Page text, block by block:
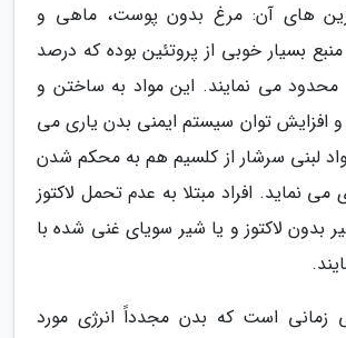
های آن: مرغ بدون پوست، ماهی و
بسیار خوبی از پروتئین بوده که درصد
محدود می نمایند. این مواد به ساختن و
افزایش توان سیستم ایمنی بدن یاری می
لبنی سرشار از کلسیم هم به محکم شدن
نماید. افراد مبتلا به عدم تحمل لاکتوز
بدون لاکتوز و یا شیر سویای غنی شده با
زمانی است که بدن مجدداً انرژی مورد